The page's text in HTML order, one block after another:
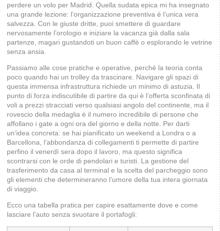
perdere un volo per Madrid. Quella sudata epica mi ha insegnato
una grande lezione: l’organizzazione preventiva è l’unica vera
salvezza. Con le giuste dritte, puoi smettere di guardare
nervosamente l’orologio e iniziare la vacanza già dalla sala
partenze, magari gustandoti un buon caffè o esplorando le vetrine
senza ansia.
Passiamo alle cose pratiche e operative, perché la teoria conta
poco quando hai un trolley da trascinare. Navigare gli spazi di
questa immensa infrastruttura richiede un minimo di astuzia. Il
punto di forza indiscutibile di partire da qui è l’offerta sconfinata di
voli a prezzi stracciati verso qualsiasi angolo del continente, ma il
rovescio della medaglia è il numero incredibile di persone che
affollano i gate a ogni ora del giorno e della notte. Per darti
un’idea concreta: se hai pianificato un weekend a Londra o a
Barcellona, l’abbondanza di collegamenti ti permette di partire
perfino il venerdì sera dopo il lavoro, ma questo significa
scontrarsi con le orde di pendolari e turisti. La gestione del
trasferimento da casa al terminal e la scelta del parcheggio sono
gli elementi che determineranno l’umore della tua intera giornata
di viaggio.
Ecco una tabella pratica per capire esattamente dove e come
lasciare l’auto senza svuotare il portafogli: